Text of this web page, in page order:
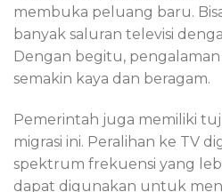
membuka peluang baru.
banyak saluran televisi
Dengan begitu,
semakin kaya dan beragam.
Pemerintah juga memiliki
migrasi ini. Peralihan ke TV
spektrum frekuensi yang
dapat digunakan untuk